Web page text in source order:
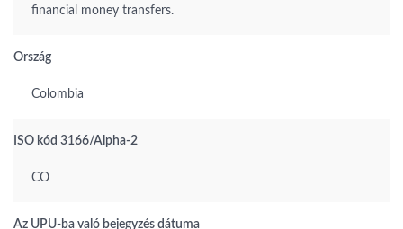
financial money transfers.
Ország
Colombia
ISO kód 3166/Alpha-2
CO
Az UPU-ba való bejegyzés dátuma